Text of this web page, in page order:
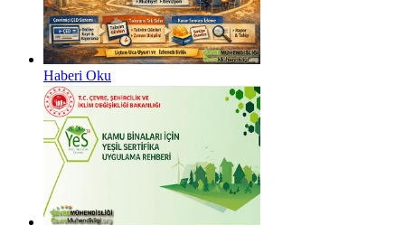
Haberi Oku